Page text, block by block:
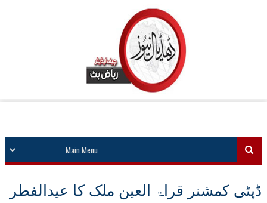
ڈپٹی کمشنر قراۃ العین ملک کا عیدالفطر